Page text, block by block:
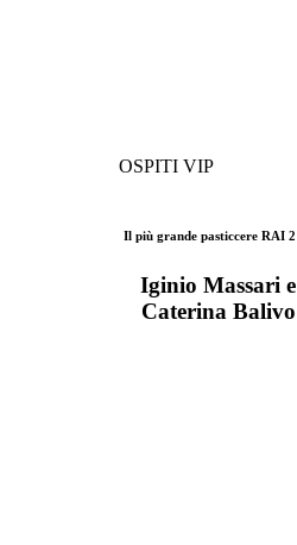
OSPITI VIP
Il più grande pasticcere RAI 2
Iginio Massari e
Caterina Balivo